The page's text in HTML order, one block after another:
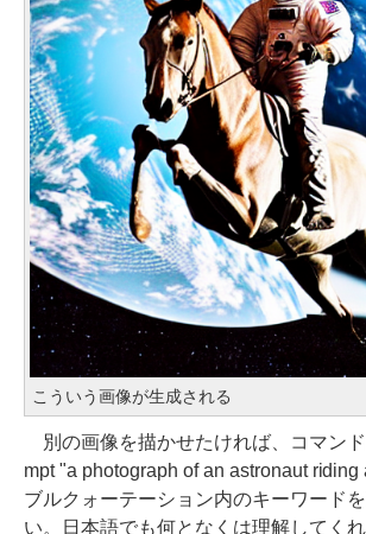
こういう画像が生成される
別の画像を描かせたければ、コマン
mpt "a photograph of an astronaut
ブルクォーテーション内のキーワード
い。日本語でも何となくは理解してく